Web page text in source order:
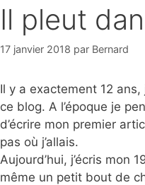
Il pleut
17 janvier 2018 par Bernard
Il y a exactement 12
ce blog. A l’époque je
d’écrire mon premier
pas où j’allais.
Aujourd’hui, j’écris mon
même un petit bout de